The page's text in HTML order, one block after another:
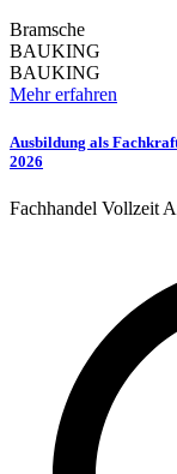
Bramsche
BAUKING
BAUKING
Mehr erfahren
Ausbildung als
2026
Fachhandel Vollzeit